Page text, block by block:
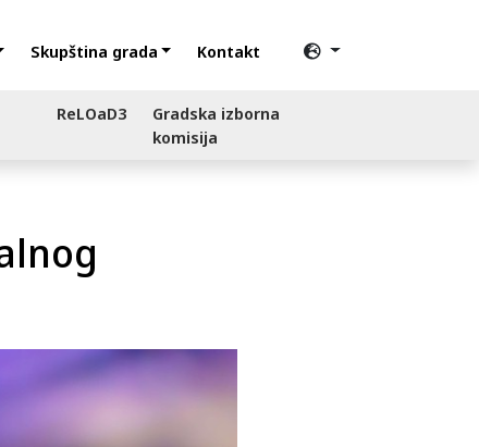
Skupština grada Kontakt
ReLOaD3
Gradska izborna
komisija